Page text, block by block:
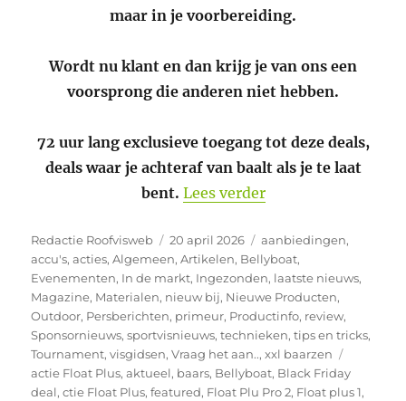
maar in je voorbereiding.
Wordt nu klant en dan krijg je van ons een
voorsprong die anderen niet hebben.
72 uur lang exclusieve toegang tot deze deals,
deals waar je achteraf van baalt als je te laat
bent. Lees verder“Maak nu het
Auteur
Redactie Roofvisweb
Geplaatst
op
20 april 2026 Categorieën
aanbiedingen,
accu's,acties,Algemeen,Artikelen, Bellyboat,
Evenementen, In de markt, Ingezonden, laatste nieuws,
Magazine, Materialen, nieuw bij, Nieuwe Producten,
Outdoor, Persberichten, primeur, Productinfo, review,
Sponsornieuws,sportvisnieuws,technieken,tips en tricks,
Tournament,visgidsen,Vraag het aan..,xxl baarzen
actie Float Plus,aktueel, baars, Bellyboat, Black Friday
deal,ctie Float Plus,featured, Float Plu Pro 2, Float plus 1,